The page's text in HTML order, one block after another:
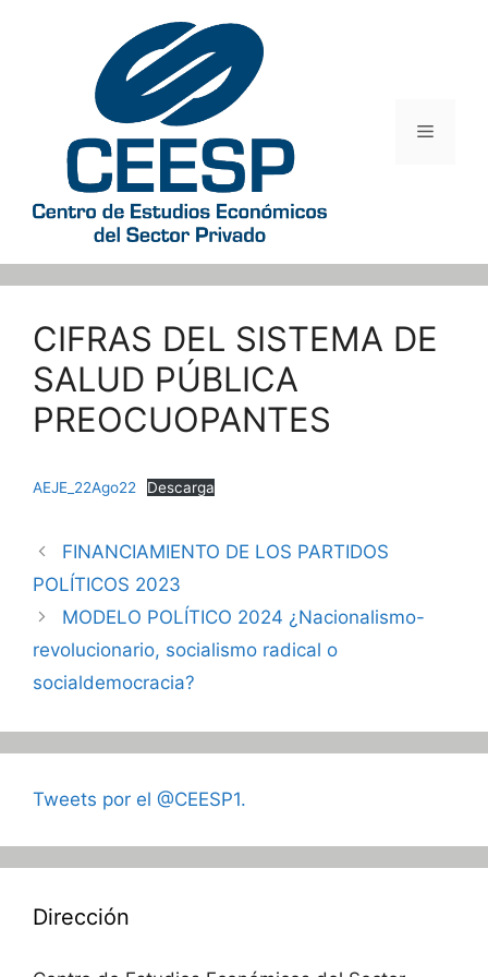
Menú
CIFRAS DEL SISTEMA DE
SALUD PÚBLICA
PREOCUOPANTES
AEJE_22Ago22 Descarga
FINANCIAMIENTO DE LOS PARTIDOS
POLÍTICOS 2023
MODELO POLÍTICO 2024 ¿Nacionalismo-
revolucionario, socialismo radical o
socialdemocracia?
Tweets por el @CEESP1.
Dirección